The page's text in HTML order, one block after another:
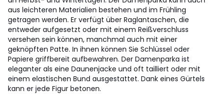
aus leichteren Materialien bestehen und im Frühling
getragen werden. Er verfügt über Raglantaschen, die
entweder aufgesetzt oder mit einem Reißverschluss
versehen sein können, manchmal auch mit einer
geknöpften Patte. In ihnen können Sie Schlüssel oder
Papiere griffbereit aufbewahren. Der Damenparka ist
eleganter als eine Daunenjacke und oft tailliert oder mit
einem elastischen Bund ausgestattet. Dank eines Gürtels
kann er jede Figur betonen.